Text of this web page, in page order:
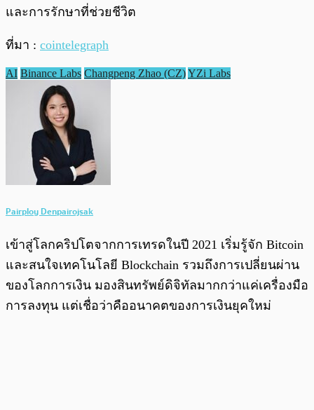
และการรักษาที่ช่วยชีวิต
ที่มา : cointelegraph
AI Binance Labs Changpeng Zhao (CZ)YZi Labs
Pairploy Denpairojsak
เข้าสู่โลกคริปโตจากการเทรดในปี 2021 เริ่มรู้จัก Bitcoin
และสนใจเทคโนโลยี Blockchain รวมถึงการเปลี่ยนผ่าน
ของโลกการเงิน มองสินทรัพย์ดิจิทัลมากกว่าแค่เครื่องมือ
การลงทุน แต่เชื่อว่าคืออนาคตของการเงินยุคใหม่